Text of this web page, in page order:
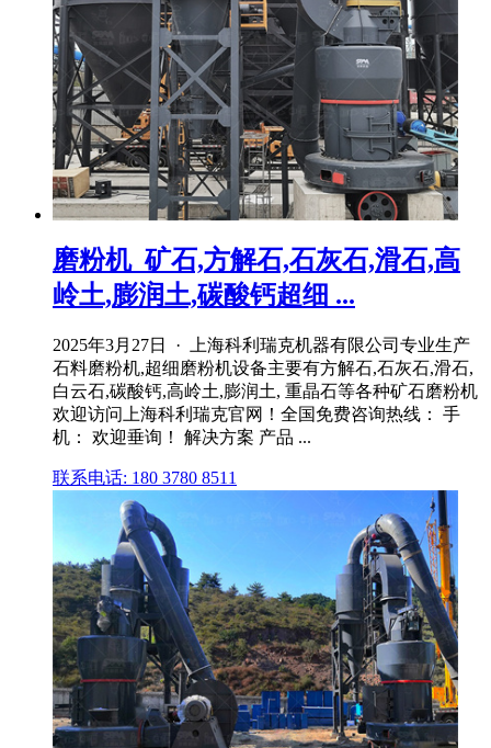
磨粉机_矿石,方解石,石灰石,滑石,高
岭土,膨润土,碳酸钙超细 ...
2025年3月27日 · 上海科利瑞克机器有限公司专业生产
石料磨粉机,超细磨粉机设备主要有方解石,石灰石,滑石,
白云石,碳酸钙,高岭土,膨润土, 重晶石等各种矿石磨粉机
欢迎访问上海科利瑞克官网！全国免费咨询热线： 手
机： 欢迎垂询！ 解决方案 产品 ...
联系电话: 180 3780 8511